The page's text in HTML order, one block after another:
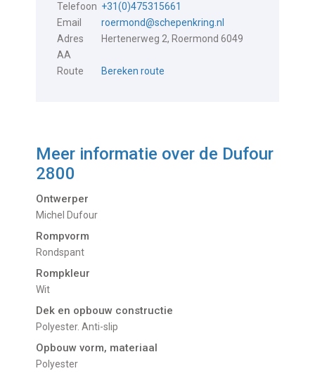
Telefoon +31(0)475315661
Email
roermond@schepenkring.nl
Adres
Hertenerweg 2, Roermond 6049
AA
Route
Bereken route
Meer informatie over de Dufour
2800
Ontwerper
Michel Dufour
Rompvorm
Rondspant
Rompkleur
Wit
Dek en opbouw constructie
Polyester. Anti-slip
Opbouw vorm, materiaal
Polyester